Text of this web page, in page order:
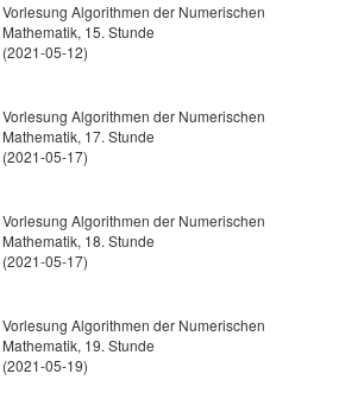
Vorlesung Algorithmen der Numerischen
Mathematik, 15. Stunde
(2021-05-12)
Vorlesung Algorithmen der Numerischen
Mathematik, 17. Stunde
(2021-05-17)
Vorlesung Algorithmen der Numerischen
Mathematik, 18. Stunde
(2021-05-17)
Vorlesung Algorithmen der Numerischen
Mathematik, 19. Stunde
(2021-05-19)